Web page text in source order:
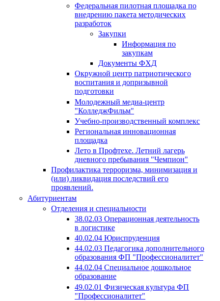
Федеральная пилотная площадка по
внедрению пакета методических
разработок
Закупки
Информация по
закупкам
Документы ФХД
Окружной центр патриотического
воспитания и допризывной
подготовки
Молодежный медиа-центр
"КолледжФильм"
Учебно-производственный комплекс
Региональная инновационная
площадка
Лето в Профтехе. Летний лагерь
дневного пребывания "Чемпион"
Профилактика терроризма, минимизация и
(или) ликвидация последствий его
проявлений.
Абитуриентам
Отделения и специальности
38.02.03 Операционная деятельность
в логистике
40.02.04 Юриспруденция
44.02.03 Педагогика дополнительного
образования ФП "Профессионалитет"
44.02.04 Специальное дошкольное
образование
49.02.01 Физическая культура ФП
"Профессионалитет"